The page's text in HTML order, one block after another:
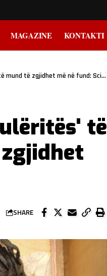
MAGAZINE KONTAKTI
të zgjidhet më në fund: ScienceAlert
të
SHARE